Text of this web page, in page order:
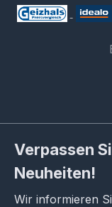
Verpassen
Neuheiten!
Wir informieren